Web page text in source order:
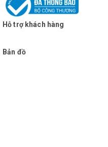
Hỗ trợ khách hàng
Bản đồ